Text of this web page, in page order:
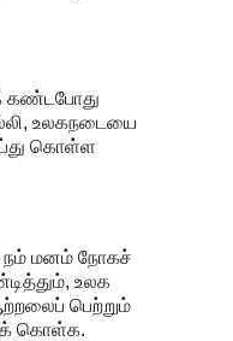
உலகநடையை
கொள்ள
மனம் நோகச்
உலக
பெற்றும்
கொள்க.